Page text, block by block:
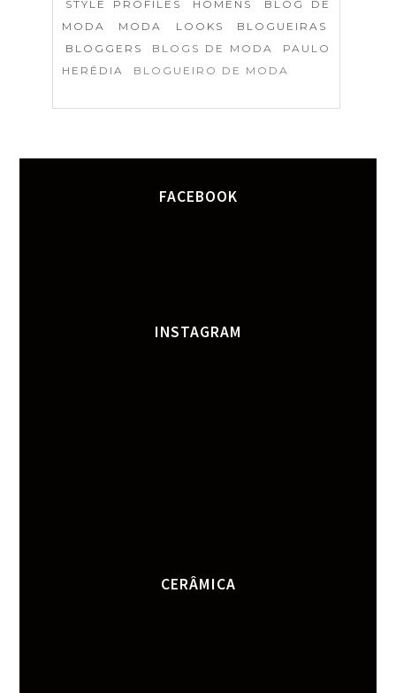
STYLE PROFILES
HOMENS
BLOG DE
MODA
MODA LOOKS
BLOGUEIRAS
BLOGGERS
BLOGS DE MODA
PAULO
HERÉDIA
BLOGUEIRO DE MODA
FACEBOOK
INSTAGRAM
CERÂMICA